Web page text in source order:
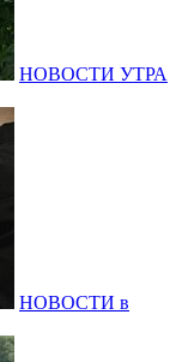
НОВОСТИ УТРА
НОВОСТИ в